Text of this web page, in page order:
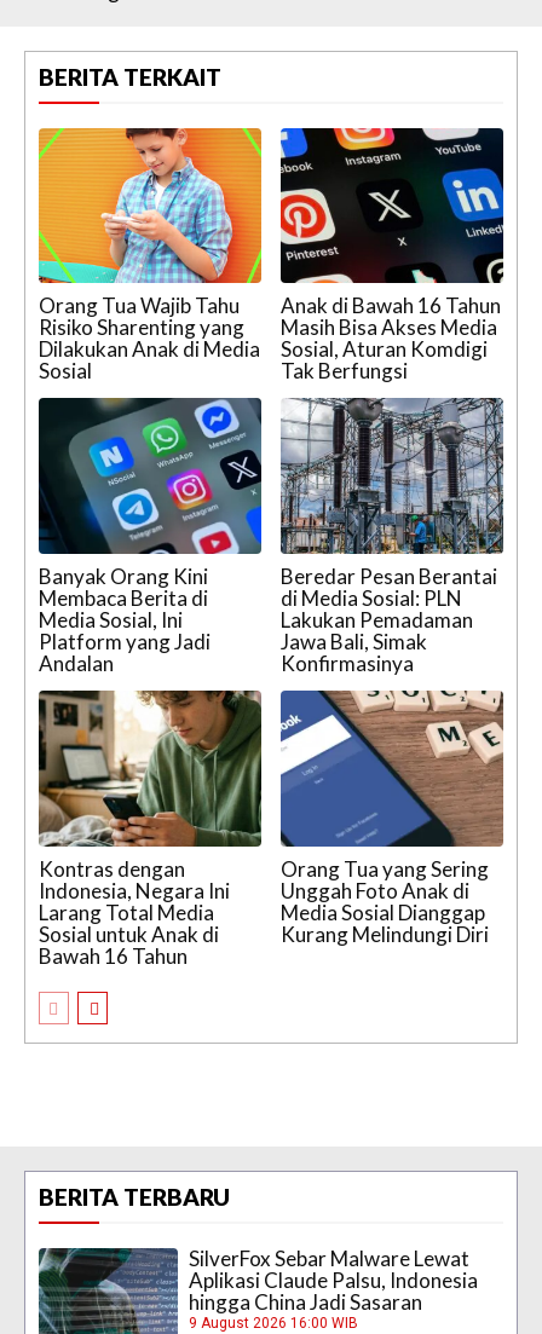
BERITA TERKAIT
Orang Tua Wajib Tahu
Risiko Sharenting yang
Dilakukan Anak di Media
Sosial
Anak di Bawah 16 Tahun
Masih Bisa Akses Media
Sosial, Aturan Komdigi
Tak Berfungsi
Banyak Orang Kini
Membaca Berita di
Media Sosial, Ini
Platform yang Jadi
Andalan
Beredar Pesan Berantai
di Media Sosial: PLN
Lakukan Pemadaman
Jawa Bali, Simak
Konfirmasinya
Kontras dengan
Indonesia, Negara Ini
Larang Total Media
Sosial untuk Anak di
Bawah 16 Tahun
Orang Tua yang Sering
Unggah Foto Anak di
Media Sosial Dianggap
Kurang Melindungi Diri
BERITA TERBARU
SilverFox Sebar Malware Lewat
Aplikasi Claude Palsu, Indonesia
hingga China Jadi Sasaran
9 August 2026 16:00 WIB